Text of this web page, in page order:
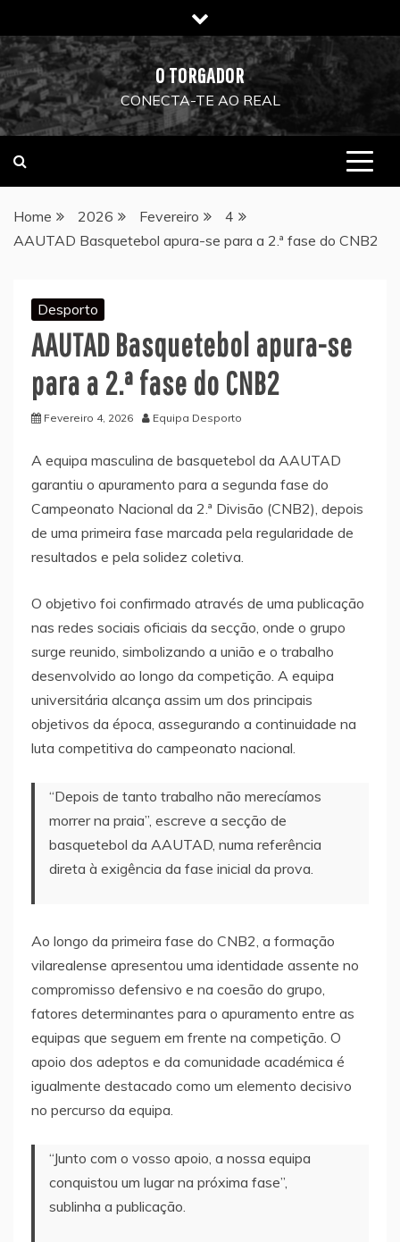
to
content
O TORGADOR
CONECTA-TE AO REAL
Home 2026 Fevereiro
4
AAUTAD Basquetebol apura-se para a 2.ª fase do CNB2
Desporto
AAUTAD Basquetebol apura-se
para a 2.ª fase do CNB2
Fevereiro 4, 2026 Equipa Desporto
A equipa masculina de basquetebol da AAUTAD
garantiu o apuramento para a segunda fase do
Campeonato Nacional da 2.ª Divisão (CNB2), depois
de uma primeira fase marcada pela regularidade de
resultados e pela solidez coletiva.
O objetivo foi confirmado através de uma publicação
nas redes sociais oficiais da secção, onde o grupo
surge reunido, simbolizando a união e o trabalho
desenvolvido ao longo da competição. A equipa
universitária alcança assim um dos principais
objetivos da época, assegurando a continuidade na
luta competitiva do campeonato nacional.
“Depois de tanto trabalho não merecíamos
morrer na praia”, escreve a secção de
basquetebol da AAUTAD, numa referência
direta à exigência da fase inicial da prova.
Ao longo da primeira fase do CNB2, a formação
vilarealense apresentou uma identidade assente no
compromisso defensivo e na coesão do grupo,
fatores determinantes para o apuramento entre as
equipas que seguem em frente na competição. O
apoio dos adeptos e da comunidade académica é
igualmente destacado como um elemento decisivo
no percurso da equipa.
“Junto com o vosso apoio, a nossa equipa
conquistou um lugar na próxima fase”,
sublinha a publicação.